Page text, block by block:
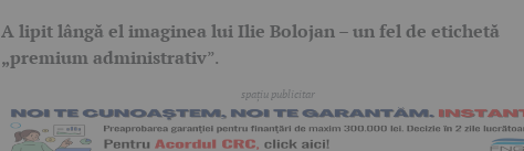
A lipit lângă el imaginea lui Ilie Bolojan – un fel de etichetă
„premium administrativ”.